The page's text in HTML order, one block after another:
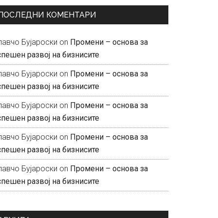
КОМЕНТАРИ
Бујароски on Промени – основа за
развој на бизнисите
Бујароски on Промени – основа за
развој на бизнисите
Бујароски on Промени – основа за
развој на бизнисите
Бујароски on Промени – основа за
развој на бизнисите
Бујароски on Промени – основа за
развој на бизнисите